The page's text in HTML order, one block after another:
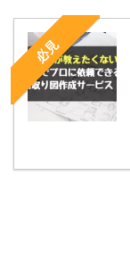
必見